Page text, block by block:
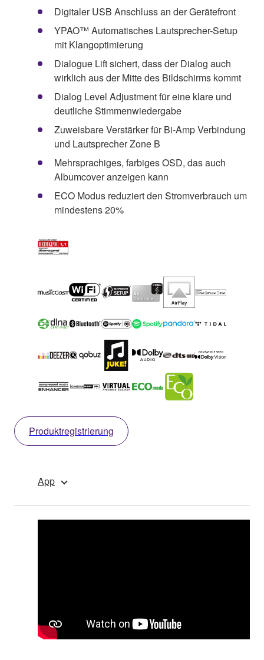
Digitaler USB Anschluss an der Gerätefront
YPAO™ Automatisches Lautsprecher-Setup
mit Klangoptimierung
Dialogue Lift sichert, dass der Dialog auch
wirklich aus der Mitte des Bildschirms kommt
Dialog Level Adjustment für eine klare und
deutliche Stimmenwiedergabe
Zuweisbare Verstärker für Bi-Amp Verbindung
und Lautsprecher Zone B
Mehrsprachiges, farbiges OSD, das auch
Albumcover anzeigen kann
ECO Modus reduziert den Stromverbrauch um
mindestens 20%
Produktregistrierung
App